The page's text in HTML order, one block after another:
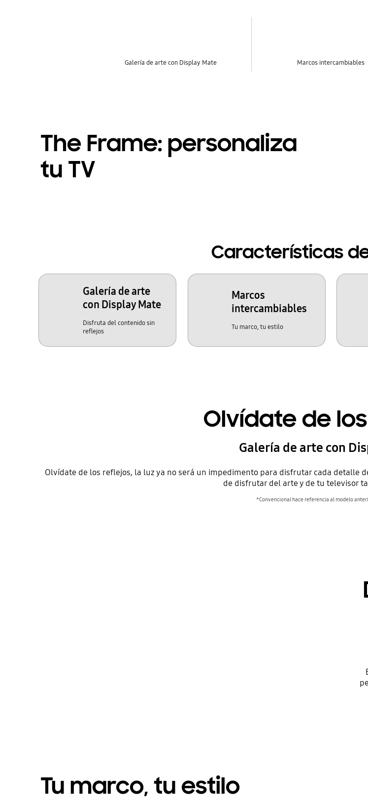
Galería de arte con Display Mate Marcos intercambiables
The Frame: personaliza
tu TV
Características
Galería de arte
con Display Mate
Disfruta del contenido sin
reflejos
Marcos
intercambiables
Tu marco, tu estilo
Olvídate de
Galería de arte con
Olvídate de los reflejos, la luz ya no será un impedimento para disfrutar cada detalle
de disfrutar del arte y de tu televisor
*Convencional hace referencia al modelo
Tu marco, tu estilo